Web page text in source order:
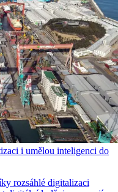
i umělou inteligenci do
rozsáhlé digitalizaci